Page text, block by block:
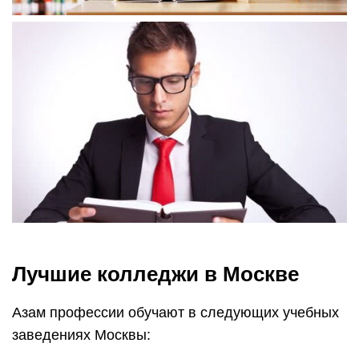
Лучшие колледжи в Москве
Азам профессии обучают в следующих учебных
заведениях Москвы: